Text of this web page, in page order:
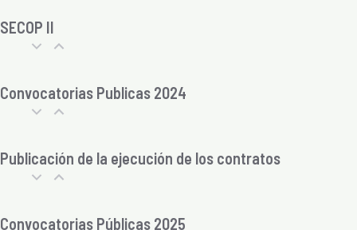
SECOP II
Convocatorias Publicas 2024
Publicación de la ejecución de los contratos
Convocatorias Públicas 2025